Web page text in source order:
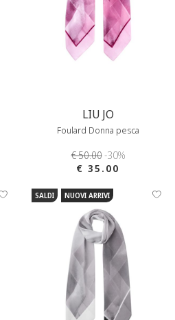
LIU JO
Foulard Donna pesca
€ 50.00-30%
€ 35.00
SALDI NUOVI ARRIVI